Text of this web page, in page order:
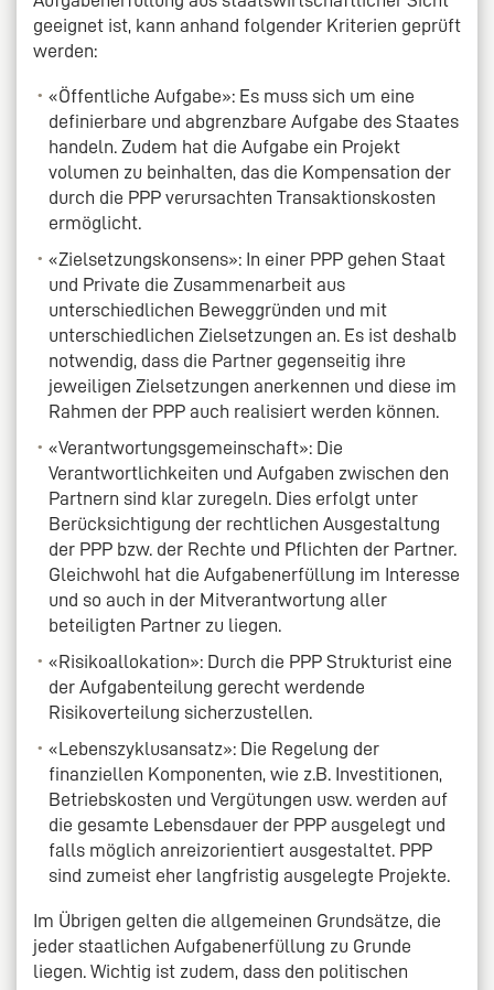
geeignet ist, kann anhand folgender Kriterien geprüft
werden:
«Öffentliche Aufgabe»: Es muss sich um eine
definierbare und abgrenzbare Aufgabe des Staates
handeln. Zudem hat die Aufgabe ein Projekt
volumen zu beinhalten, das die Kompensation der
durch die PPP verursachten Transaktionskosten
ermöglicht.
«Zielsetzungskonsens»: In einer PPP gehen Staat
und Private die Zusammenarbeit aus
unterschiedlichen Beweggründen und mit
unterschiedlichen Zielsetzungen an. Es ist deshalb
notwendig, dass die Partner gegenseitig ihre
jeweiligen Zielsetzungen anerkennen und diese im
Rahmen der PPP auch realisiert werden können.
«Verantwortungsgemeinschaft»: Die
Verantwortlichkeiten und Aufgaben zwischen den
Partnern sind klar zuregeln. Dies erfolgt unter
Berücksichtigung der rechtlichen Ausgestaltung
der PPP bzw. der Rechte und Pflichten der Partner.
Gleichwohl hat die Aufgabenerfüllung im Interesse
und so auch in der Mitverantwortung aller
beteiligten Partner zu liegen.
«Risikoallokation»: Durch die PPP Strukturist eine
der Aufgabenteilung gerecht werdende
Risikoverteilung sicherzustellen.
«Lebenszyklusansatz»: Die Regelung der
finanziellen Komponenten, wie z.B. Investitionen,
Betriebskosten und Vergütungen usw. werden auf
die gesamte Lebensdauer der PPP ausgelegt und
falls möglich anreizorientiert ausgestaltet. PPP
sind zumeist eher langfristig ausgelegte Projekte.
Im Übrigen gelten die allgemeinen Grundsätze, die
jeder staatlichen Aufgabenerfüllung zu Grunde
liegen. Wichtig ist zudem, dass den politischen